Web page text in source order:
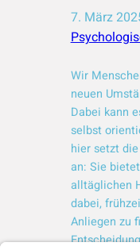
7. März
Wir
neuen
Dabei kann
selbst
hier setzt
an: Sie
alltäglichen
dabei,
Anliegen zu